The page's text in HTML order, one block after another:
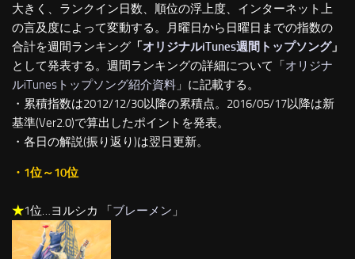
大きく、ランクイン日数、順位の浮上度、インターネット上
の言及度によって変動する。月曜日から日曜日までの指数の
合計を週間ランキング 「オリジナルiTunes週間トップソング」
として発表する。週間ランキングの詳細について「オリジナ
ルiTunesトップソング紹介資料 」に記載する。
・累積指数は2012/12/30以降の累積点。2016/05/17以降は新
基準(Ver2.0)で算出したポイントを発表。
・各日の解説(振り返り)は翌日更新。
・1位～10位
★1位…ヨルシカ 「ブレーメン 」